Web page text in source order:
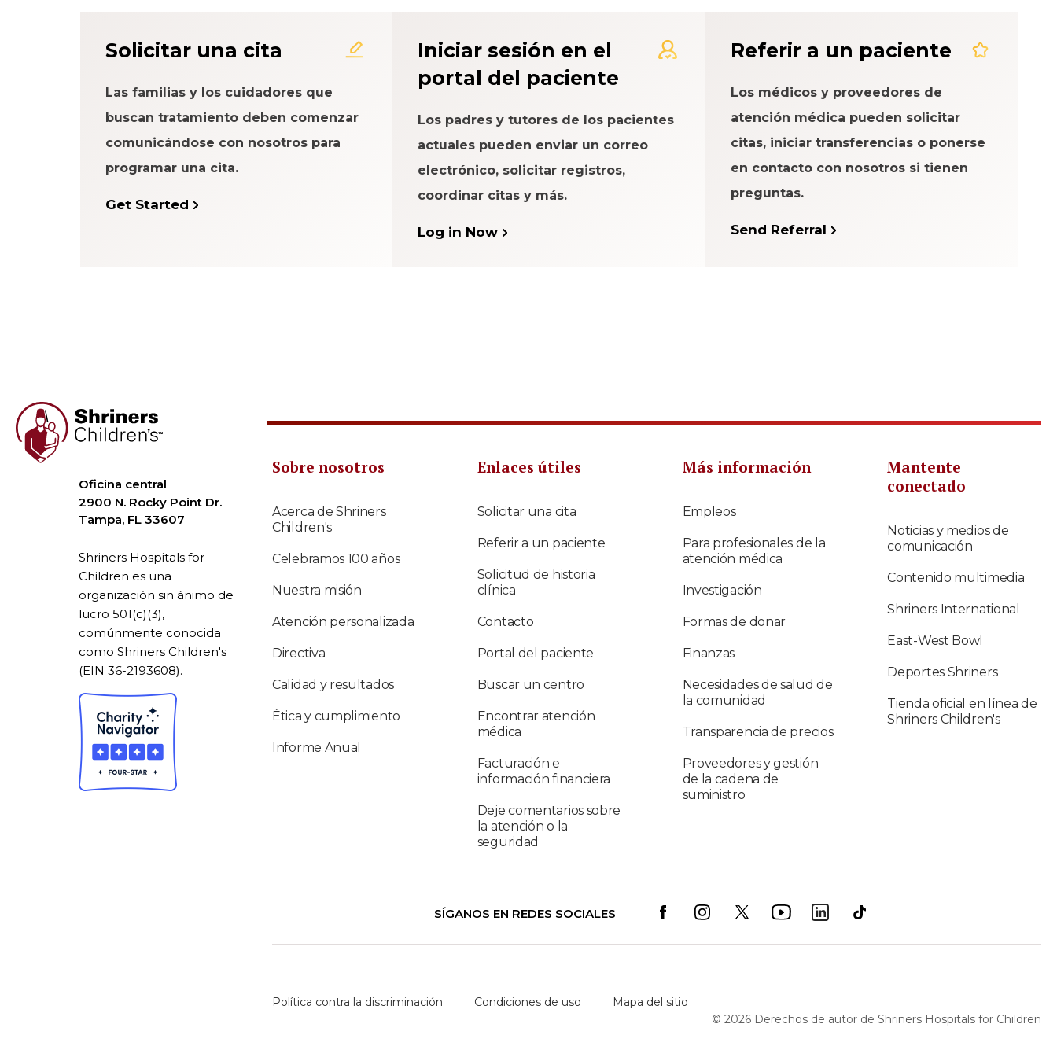
Paciente
Solicitar una cita
Las familias y los cuidadores que
buscan tratamiento deben comenzar
comunicándose con nosotros para
programar una cita.
Get Started
Iniciar sesión en el
portal del paciente
Los padres y tutores de los pacientes
actuales pueden enviar un correo
electrónico, solicitar registros,
coordinar citas y más.
Log in Now
Referir a un paciente
Los médicos y proveedores de
atención médica pueden solicitar
citas, iniciar transferencias o ponerse
en contacto con nosotros si tienen
preguntas.
Send Referral
Oficina central
2900 N. Rocky Point Dr.
Tampa, FL 33607
Shriners Hospitals for
Children es una
organización sin ánimo de
lucro 501(c)(3),
comúnmente conocida
como Shriners Children's
(EIN 36-2193608).
Sobre nosotros
Acerca de Shriners
Children's
Celebramos 100 años
Nuestra misión
Atención personalizada
Directiva
Calidad y resultados
Ética y cumplimiento
Informe Anual
Enlaces útiles
Solicitar una cita
Referir a un paciente
Solicitud de historia
clínica
Contacto
Portal del paciente
Buscar un centro
Encontrar atención
médica
Facturación e
información financiera
Deje comentarios sobre
la atención o la
seguridad
Más información
Empleos
Para profesionales de la
atención médica
Investigación
Formas de donar
Finanzas
Necesidades de salud de
la comunidad
Transparencia de precios
Proveedores y gestión
de la cadena de
suministro
Mantente
conectado
Noticias y medios de
comunicación
Contenido multimedia
Shriners International
East-West Bowl
Deportes Shriners
Tienda oficial en línea de
Shriners Children's
SÍGANOS EN REDES SOCIALES
Política contra la discriminación Condiciones de uso
Mapa del sitio
© 2026 Derechos de autor de Shriners Hospitals for Children